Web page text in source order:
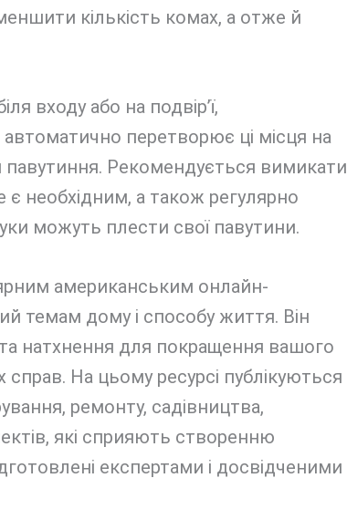
кількість комах, а отже й
входу або на подвір’ї,
перетворює ці місця на
павутиння. Рекомендується вимикати
є необхідним, а також регулярно
можуть плести свої павутини.
американським онлайн-
темам дому і способу життя. Він
натхнення для покращення вашого
На цьому ресурсі публікуються
ремонту, садівництва,
які сприяють створенню
експертами і досвідченими